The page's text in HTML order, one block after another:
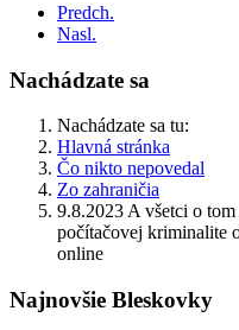
Predch.
Nasl.
Nachádzate sa
Nachádzate sa tu:
Hlavná stránka
Čo nikto nepovedal
Zo zahraničia
9.8.2023 A všetci o
počítačovej kriminalite
online
Najnovšie Bleskovky